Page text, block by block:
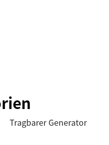
Tragbarer Generator